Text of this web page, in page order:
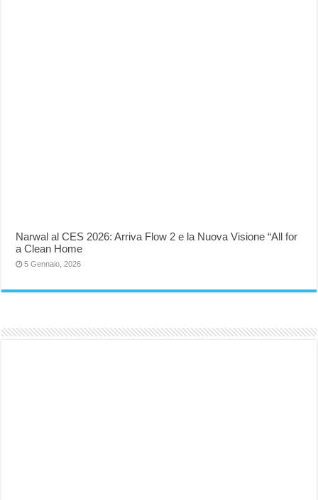
Narwal al CES 2026: Arriva Flow 2 e la Nuova Visione “All for
a Clean Home
5 Gennaio, 2026